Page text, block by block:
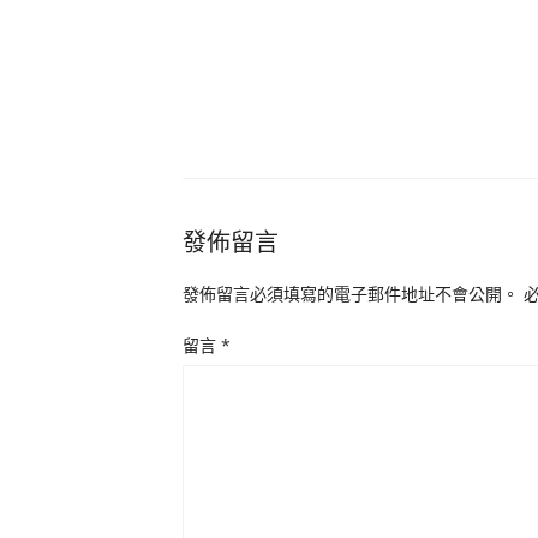
發佈留言
發佈留言必須填寫的電子郵件地址不會公開。
留言 *